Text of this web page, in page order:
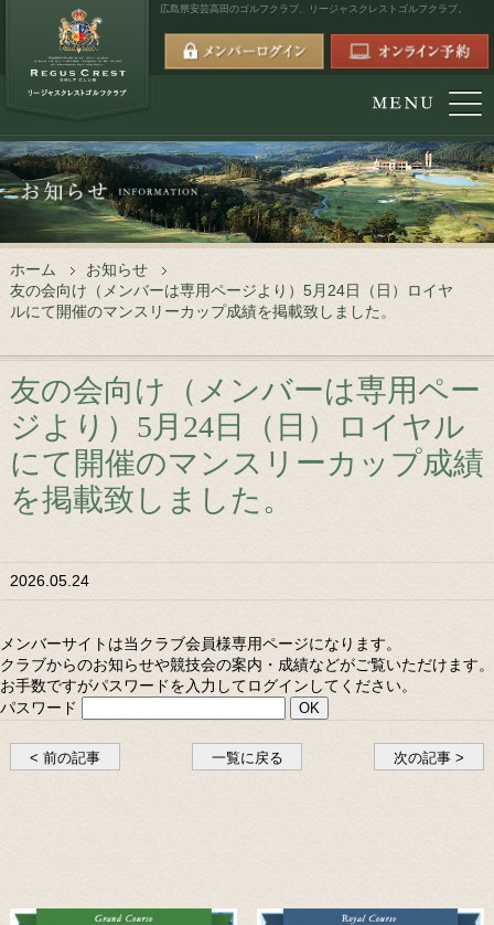
広島県安芸高田のゴルフクラブ、 リージャスクレストゴルフクラブ。
ホーム
お知らせ
友の会向け（メンバーは専用ページより）5月24日（日）ロイヤ
ルにて開催のマンスリーカップ成績を掲載致しました。
友の会向け（メンバーは専用ペー
ジより）5月24日（日）ロイヤル
にて開催のマンスリーカップ成績
を掲載致しました。
2026.05.24
メンバーサイトは当クラブ会員様専用ページになります。
クラブからのお知らせや競技会の案内・成績などがご覧いただけます。
お手数ですがパスワードを入力してログインしてください。
パスワード
< 前の記事 一覧に戻る 次の記事 >